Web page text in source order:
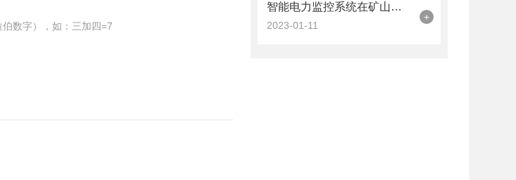
智能电力监控系统在矿山的应用与探讨
2023-01-11
+
数字），如：三加四=7